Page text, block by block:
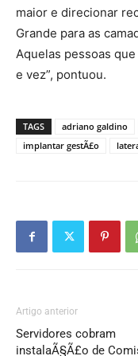
maior e direcionar
Grande para as
Aquelas pessoas
e vez”, pontuou.
TAGS adriano galdino
implantar gestÃ£o
Artigo anterior
Servidores cobram
instalaÃ§Ã£o de